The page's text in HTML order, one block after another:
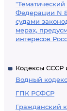
Федерации N
судами
мерах,
интересов
Кодексы
Водный
ГПК РСФСР
Гражданский